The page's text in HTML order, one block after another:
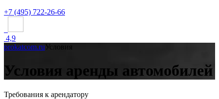
+7 (495) 722-26-66
4,9
prokatcom.ruУсловия
Условия аренды автомобилей
Требования к арендатору